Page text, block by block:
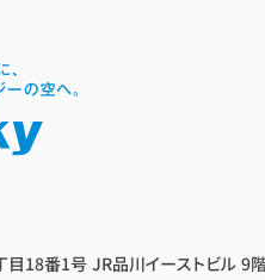
18番1号 JR品川イーストビル 9